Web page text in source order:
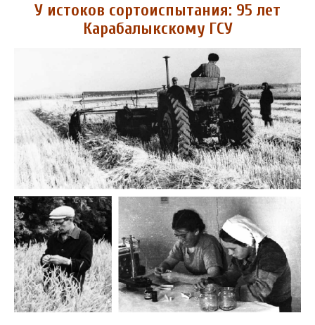
У истоков сортоиспытания: 95 лет
Карабалыкскому ГСУ